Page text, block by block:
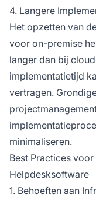
4. Langere
Het opzetten van
voor on-premise
langer dan bij
implementatietijd
vertragen.
minimaliseren.
Best Practices
Helpdesksoftware
1. Behoeften aan